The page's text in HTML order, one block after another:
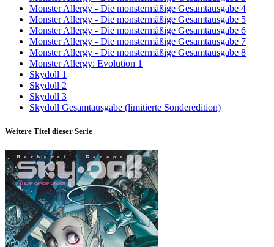
Monster Allergy - Die monstermäßige Gesamtausgabe 4
Monster Allergy - Die monstermäßige Gesamtausgabe 5
Monster Allergy - Die monstermäßige Gesamtausgabe 6
Monster Allergy - Die monstermäßige Gesamtausgabe 7
Monster Allergy - Die monstermäßige Gesamtausgabe 8
Monster Allergy: Evolution 1
Skydoll 1
Skydoll 2
Skydoll 3
Skydoll Gesamtausgabe (limitierte Sonderedition)
Weitere Titel dieser Serie